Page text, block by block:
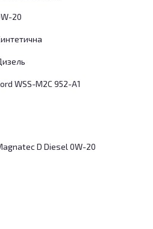
20
WSS-M2C 952-A1
D Diesel 0W-20